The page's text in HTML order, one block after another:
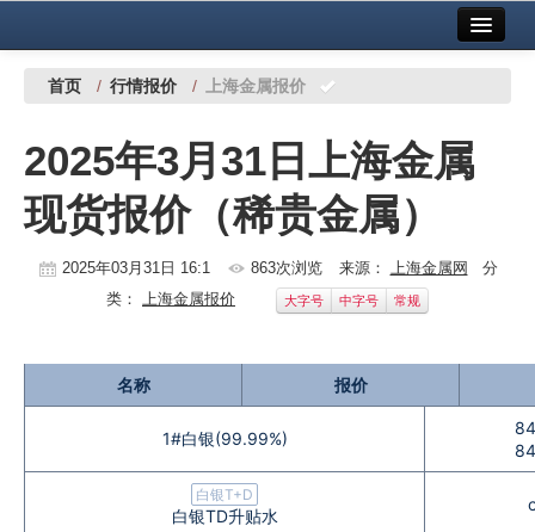
中国有色金属报社主办 广告服务
铜镍铅锌
铝
稀有稀土
科技
首页 / 行情报价 / 上海金属报价
2025年3月31日上海金属
现货报价（稀贵金属）
2025年03月31日 16:1 863次浏览 来源： 上海金属网 分
类： 上海金属报价 大字号 中字号 常规
名称 报价
1#白银(99.99%)
白银T+D
白银TD升贴水